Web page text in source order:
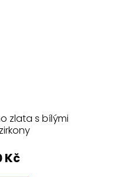
zlata s bílými
Kč